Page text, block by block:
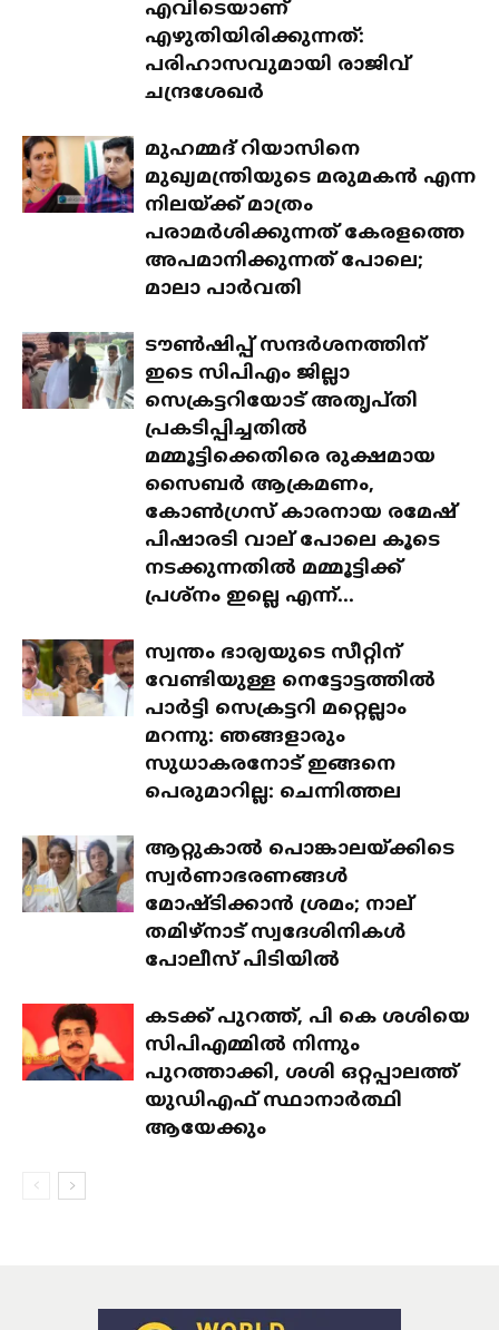
എവിടെയാണ്
എഴുതിയിരിക്കുന്നത്:
പരിഹാസവുമായി രാജിവ്
ചന്ദ്രശേഖർ
മുഹമ്മദ് റിയാസിനെ
മുഖ്യമന്ത്രിയുടെ മരുമകൻ എന്ന
നിലയ്ക്ക് മാത്രം
പരാമർശിക്കുന്നത് കേരളത്തെ
അപമാനിക്കുന്നത് പോലെ;
മാലാ പാർവതി
ടൗൺഷിപ്പ് സന്ദർശനത്തിന്
ഇടെ സിപിഎം ജില്ലാ
സെക്രട്ടറിയോട് അതൃപ്തി
പ്രകടിപ്പിച്ചതിൽ
മമ്മൂട്ടിക്കെതിരെ രുക്ഷമായ
സൈബർ ആക്രമണം,
കോൺഗ്രസ് കാരനായ രമേഷ്
പിഷാരടി വാല് പോലെ കൂടെ
നടക്കുന്നതിൽ മമ്മൂട്ടിക്ക്
പ്രശ്‌നം ഇല്ലെ എന്ന്...
സ്വന്തം ഭാര്യയുടെ സീറ്റിന്
വേണ്ടിയുള്ള നെട്ടോട്ടത്തിൽ
പാർട്ടി സെക്രട്ടറി മറ്റെല്ലാം
മറന്നു: ഞങ്ങളാരും
സുധാകരനോട് ഇങ്ങനെ
പെരുമാറില്ല: ചെന്നിത്തല
ആറ്റുകാൽ പൊങ്കാലയ്ക്കിടെ
സ്വർണാഭരണങ്ങൾ
മോഷ്ടിക്കാൻ ശ്രമം; നാല്
തമിഴ്‌നാട് സ്വദേശിനികൾ
പോലീസ് പിടിയിൽ
കടക്ക് പുറത്ത്, പി കെ ശശിയെ
സിപിഎമ്മിൽ നിന്നും
പുറത്താക്കി, ശശി ഒറ്റപ്പാലത്ത്
യുഡിഎഫ് സ്ഥാനാർത്ഥി
ആയേക്കും